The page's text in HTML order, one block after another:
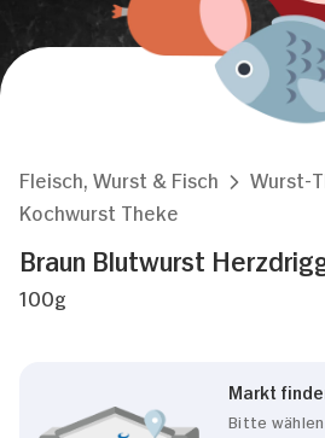
Fleisch, Wurst & Fisch
Wurst-
Kochwurst Theke
Braun Blutwurst
100g
Markt
Bitte